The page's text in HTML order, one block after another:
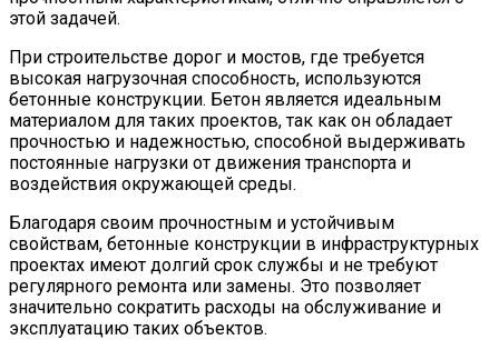
этой задачей.
При строительстве дорог и мостов, где требуется
высокая нагрузочная способность, используются
бетонные конструкции. Бетон является идеальным
материалом для таких проектов, так как он обладает
прочностью и надежностью, способной выдерживать
постоянные нагрузки от движения транспорта и
воздействия окружающей среды.
Благодаря своим прочностным и устойчивым
свойствам, бетонные конструкции в инфраструктурных
проектах имеют долгий срок службы и не требуют
регулярного ремонта или замены. Это позволяет
значительно сократить расходы на обслуживание и
эксплуатацию таких объектов.